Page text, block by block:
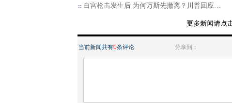
白宫枪击发生后 为何万斯先撤离？川普回应…
当前新闻共有0条评论 分享到：